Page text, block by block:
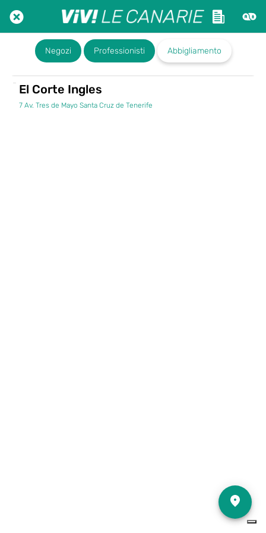
Negozi Professionisti Abbigliamento
El Corte Ingles
7 Av. Tres de Mayo Santa Cruz de Tenerife